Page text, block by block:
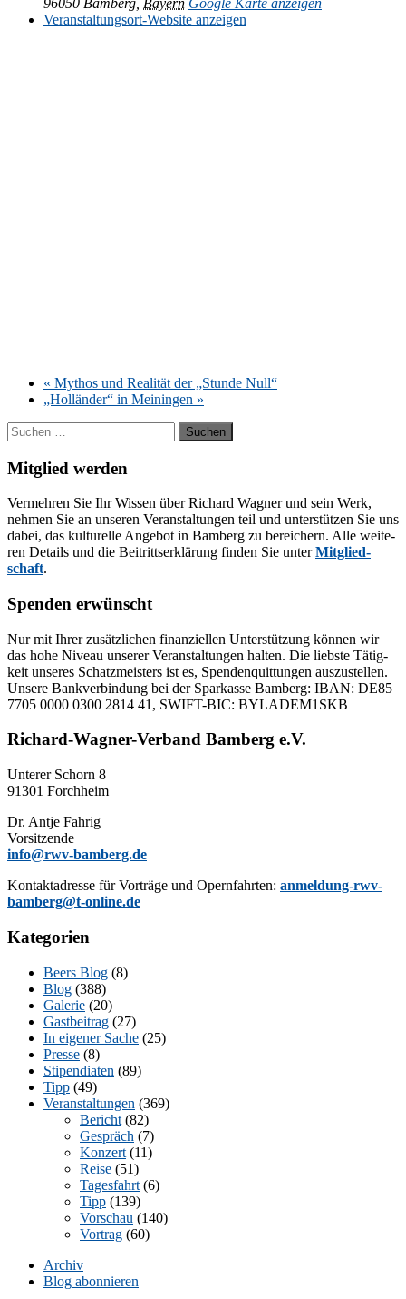
Ver­an­stal­tungs­ort-Web­site an­zei­gen
« My­thos und Rea­li­tät der „Stun­de Null“
„Hol­län­der“ in Mei­nin­gen »
Suchen
nach:
Mitglied werden
Ver­meh­ren Sie Ihr Wis­sen über Ri­chard Wag­ner und sein Werk,
neh­men Sie an un­se­ren Ver­an­stal­tun­gen teil und un­ter­stüt­zen Sie uns
da­bei, das kul­tu­rel­le An­ge­bot in Bam­berg zu be­rei­chern. Alle wei­te­
ren De­tails und die Bei­tritts­er­klä­rung fin­den Sie un­terMit­glied­
schaft.
Spenden erwünscht
Nur mit Ih­rer zu­sätz­li­chen fi­nan­zi­el­len Un­ter­stüt­zung kön­nen wir
das hohe Ni­veau un­se­rer Ver­an­stal­tun­gen hal­ten. Die liebs­te Tä­tig­
keit un­se­res Schatz­meis­ters ist es, Spen­den­quit­tun­gen aus­zu­stel­len.
Un­se­re Bank­ver­bin­dung bei der Spar­kas­se Bam­berg: IBAN: DE85
7705 0000 0300 2814 41, SWIFT-BIC: BYLADEM1SKB
Richard-Wagner-Verband Bamberg e.V.
Un­te­rer Schorn 8
91301 Forchheim
Dr. Ant­je Fahrig
Vorsitzende
info@rwv-bamberg.de
Kon­takt­adres­se für Vor­trä­ge und Opern­fahr­ten: anmeldung-rwv-
bamberg@t-online.de
Kategorien
Beers Blog (8)
Blog (388)
Galerie (20)
Gastbeitrag (27)
In eigener Sache (25)
Presse (8)
Stipendiaten (89)
Tipp (49)
Veranstaltungen (369)
Bericht (82)
Gespräch (7)
Konzert (11)
Reise (51)
Tagesfahrt (6)
Tipp (139)
Vorschau (140)
Vortrag (60)
Archiv
Blog abonnieren